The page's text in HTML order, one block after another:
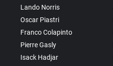
Lando Norris
Oscar Piastri
Franco Colapinto
Pierre Gasly
Isack Hadjar